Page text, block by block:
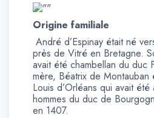
Origine familiale
André d’Espinay était né
près de Vitré en Bretagne.
avait été chambellan du duc
mère, Béatrix de Montauban
Louis d’Orléans qui avait été
hommes du duc de
en 1407.